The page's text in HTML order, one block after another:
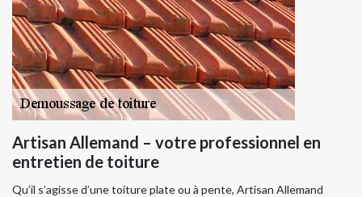
Artisan Allemand – votre professionnel en
entretien de toiture
Qu’il s’agisse d’une toiture plate ou à pente, Artisan Allemand